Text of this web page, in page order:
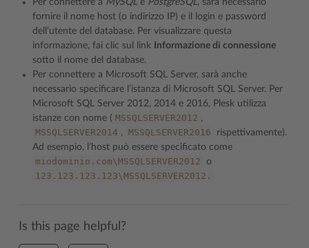
Per connettere a MySQL e PostgreSQL, sarà necessario
fornire il nome host (o indirizzo IP) e il login e password
dell’utente del database. Per visualizzare questa
informazione, fai clic sul link
Informazione di connessione
sotto il nome del database.
Per connettere a Microsoft SQL Server, sarà anche
necessario specificare l’istanza di Microsoft SQL Server. Per
Microsoft SQL Server 2012, 2014 e 2016, Plesk utilizza
istanze con nome ( MSSQLSERVER2012 ,
MSSQLSERVER2014 , MSSQLSERVER2016
rispettivamente).
Ad esempio, l’host può essere specificato come
miodominio.com\MSSQLSERVER2012 o
123.123.123.123\MSSQLSERVER2012.
Is this page helpful?